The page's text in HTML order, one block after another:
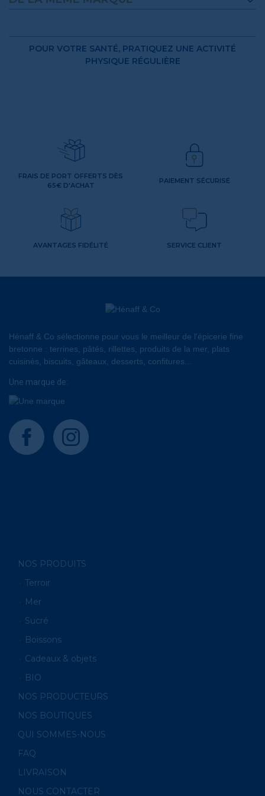
POUR VOTRE SANTÉ, PRATIQUEZ UNE ACTIVITÉ
PHYSIQUE RÉGULIÈRE
FRAIS DE PORT OFFERTS DÈS
65€ D'ACHAT
PAIEMENT SÉCURISÉ
AVANTAGES FIDÉLITÉ SERVICE CLIENT
Hénaff & Co sélectionne pour vous le meilleur de l'épicerie fine
bretonne : terrines, pâtés, rillettes, produits de la mer, plats
cuisinés, biscuits, gâteaux, desserts, confitures...
Une marque de:
facebook instagram
NOS PRODUITS
Terroir
Mer
Sucré
Boissons
Cadeaux & objets
BIO
NOS PRODUCTEURS
NOS BOUTIQUES
QUI SOMMES-NOUS
FAQ
LIVRAISON
NOUS CONTACTER